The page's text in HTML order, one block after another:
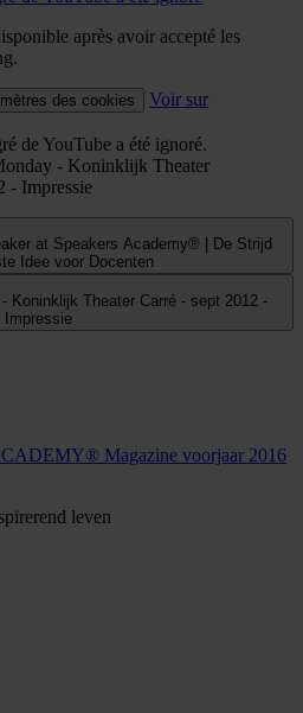
après avoir accepté les
des cookies
Voir sur
de YouTube a été ignoré.
- Koninklijk Theater
- Impressie
at Speakers Academy® | De Strijd
Idee voor Docenten
Koninklijk Theater Carré - sept 2012 -
Impressie
Magazine voorjaar 2016
leven